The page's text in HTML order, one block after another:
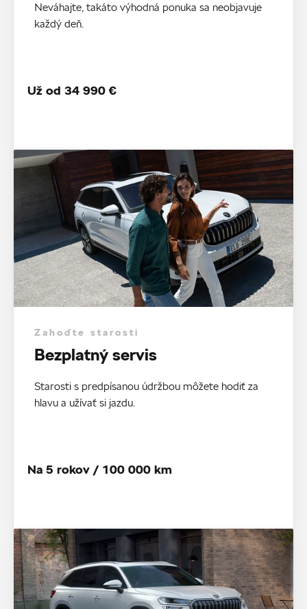
Neváhajte, takáto výhodná ponuka sa neobjavuje
každý deň.
Už od 34 990 €
Zahoďte starosti
Bezplatný servis
Starosti s predpísanou údržbou môžete hodiť za
hlavu a užívať si jazdu.
Na 5 rokov / 100 000 km